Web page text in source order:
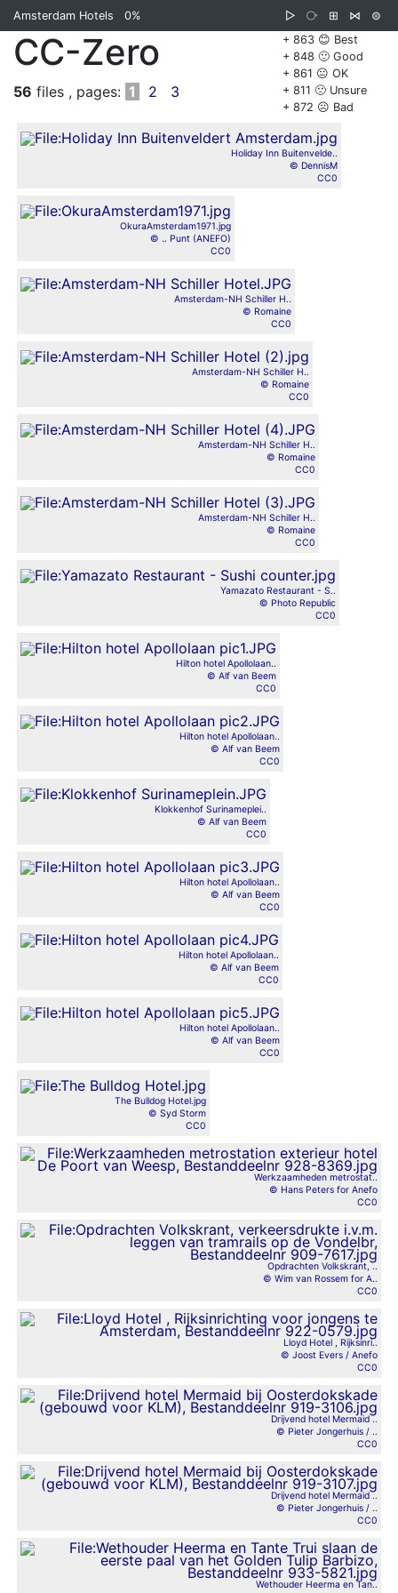
Amsterdam Hotels 0% ▷ ⧂ ⊞ ⋈
⊜
+ 863 😊 Best
+ 848 🙂 Good
+ 861 😐 OK
+ 811 🙁 Unsure
+ 872 ☹️ Bad
CC-Zero
56 files , pages: 1 2 3
Holiday Inn Buitenvelde..
© DennisM
CC0
OkuraAmsterdam1971.jpg
© .. Punt (ANEFO)
CC0
Amsterdam-NH Schiller H..
© Romaine
CC0
Amsterdam-NH Schiller H..
© Romaine
CC0
Amsterdam-NH Schiller H..
© Romaine
CC0
Amsterdam-NH Schiller H..
© Romaine
CC0
Yamazato Restaurant - S..
© Photo Republic
CC0
Hilton hotel Apollolaan..
© Alf van Beem
CC0
Hilton hotel Apollolaan..
© Alf van Beem
CC0
Klokkenhof Surinameplei..
© Alf van Beem
CC0
Hilton hotel Apollolaan..
© Alf van Beem
CC0
Hilton hotel Apollolaan..
© Alf van Beem
CC0
Hilton hotel Apollolaan..
© Alf van Beem
CC0
The Bulldog Hotel.jpg
© Syd Storm
CC0
Werkzaamheden metrostat..
© Hans Peters for Anefo
CC0
Opdrachten Volkskrant, ..
© Wim van Rossem for A..
CC0
Lloyd Hotel , Rijksinri..
© Joost Evers / Anefo
CC0
Drijvend hotel Mermaid ..
© Pieter Jongerhuis / ..
CC0
Drijvend hotel Mermaid ..
© Pieter Jongerhuis / ..
CC0
Wethouder Heerma en Tan..